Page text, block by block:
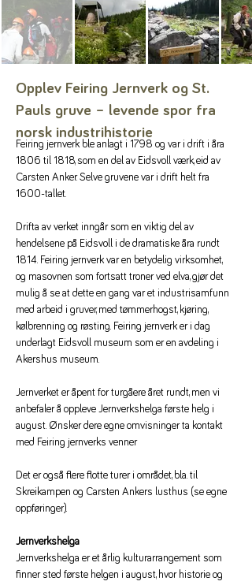
Feiring jernverk ble anlagt i 1798 og var i drift i åra
1806 til 1818, som en del av Eidsvoll værk, eid av
Carsten Anker. Selve gruvene var i drift helt fra
1600-tallet.
Drifta av verket inngår som en viktig del av
hendelsene på Eidsvoll i de dramatiske åra rundt
1814. Feiring jernverk var en betydelig virksomhet,
og masovnen som fortsatt troner ved elva, gjør det
mulig å se at dette en gang var et industrisamfunn
med arbeid i gruver, med tømmerhogst, kjøring,
kølbrenning og røsting. Feiring jernverk er i dag
underlagt Eidsvoll museum som er en avdeling i
Akershus museum.
Jernverket er åpent for turgåere året rundt, men vi
anbefaler å oppleve Jernverkshelga første helg i
august. Ønsker dere egne omvisninger ta kontakt
med Feiring jernverks venner
Det er også flere flotte turer i området, bla. til
Skreikampen og Carsten Ankers lusthus (se egne
oppføringer).
Jernverkshelga
Jernverkshelga er et årlig kulturarrangement som
finner sted første helgen i august, hvor historie og
Opplev Feiring Jernverk og St.
Pauls gruve – levende spor fra
norsk industrihistorie